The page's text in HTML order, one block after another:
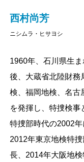
な」と思ってしまっ
や、相手によって
不思議でならない
う」と思うのだ。
側の人かもしれな
将来会う時は、逆
なる人かもしれな
「保身」と「身を
西村尚芳
ニシムラ・ヒサヨシ
1960年、石川県生
後、大蔵省北陸財務
検、福岡地検、名古
を発揮し、特捜検事
特捜部時代の2002年
2012年東京地検特
長、2014年大阪地